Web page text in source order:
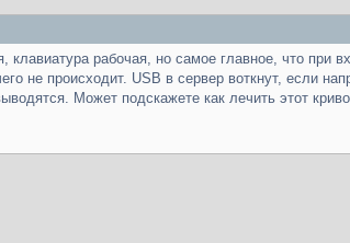
рабочая, но самое главное, что при
не происходит. USB в сервер воткнут, если
Может подскажете как лечить этот